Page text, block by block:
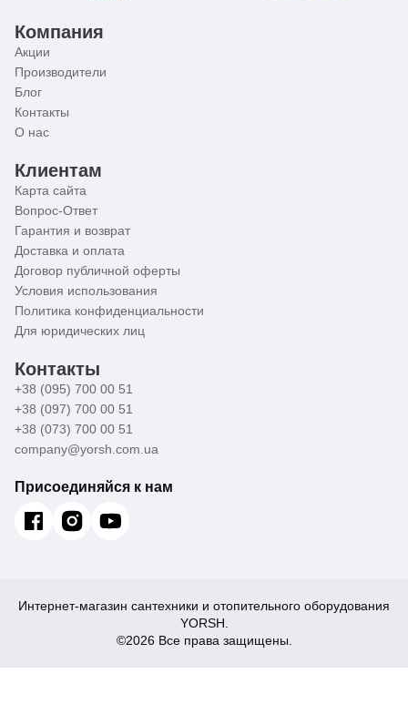
Компания
Акции
Производители
Блог
Контакты
О нас
Клиентам
Карта сайта
Вопрос-Ответ
Гарантия и возврат
Доставка и оплата
Договор публичной оферты
Условия использования
Политика конфиденциальности
Для юридических лиц
Контакты
+38 (095) 700 00 51
+38 (097) 700 00 51
+38 (073) 700 00 51
company@yorsh.com.ua
Присоединяйся к нам
Интернет-магазин сантехники и отопительного оборудования
YORSH.
©2026 Все права защищены.